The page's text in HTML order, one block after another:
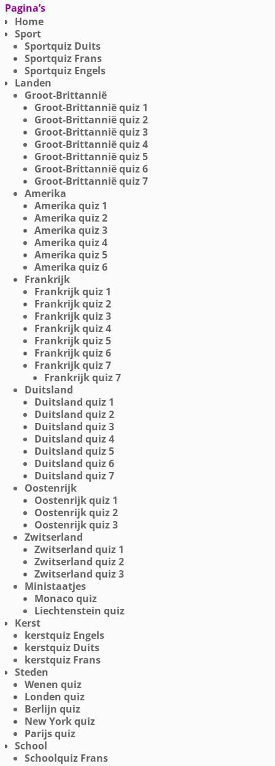
Pagina’s
Home
Sport
Sportquiz Duits
Sportquiz Frans
Sportquiz Engels
Landen
Groot-Brittannië
Groot-Brittannië quiz 1
Groot-Brittannië quiz 2
Groot-Brittannië quiz 3
Groot-Brittannië quiz 4
Groot-Brittannië quiz 5
Groot-Brittannië quiz 6
Groot-Brittannië quiz 7
Amerika
Amerika quiz 1
Amerika quiz 2
Amerika quiz 3
Amerika quiz 4
Amerika quiz 5
Amerika quiz 6
Frankrijk
Frankrijk quiz 1
Frankrijk quiz 2
Frankrijk quiz 3
Frankrijk quiz 4
Frankrijk quiz 5
Frankrijk quiz 6
Frankrijk quiz 7
Frankrijk quiz 7
Duitsland
Duitsland quiz 1
Duitsland quiz 2
Duitsland quiz 3
Duitsland quiz 4
Duitsland quiz 5
Duitsland quiz 6
Duitsland quiz 7
Oostenrijk
Oostenrijk quiz 1
Oostenrijk quiz 2
Oostenrijk quiz 3
Zwitserland
Zwitserland quiz 1
Zwitserland quiz 2
Zwitserland quiz 3
Ministaatjes
Monaco quiz
Liechtenstein quiz
Kerst
kerstquiz Engels
kerstquiz Duits
kerstquiz Frans
Steden
Wenen quiz
Londen quiz
Berlijn quiz
New York quiz
Parijs quiz
School
Schoolquiz Frans